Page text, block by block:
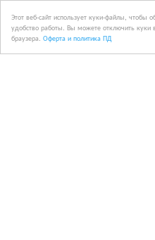
Этот веб-сайт использует куки-файлы, чтобы
удобство работы. Вы можете отключить куки
браузера. Оферта и политика ПД